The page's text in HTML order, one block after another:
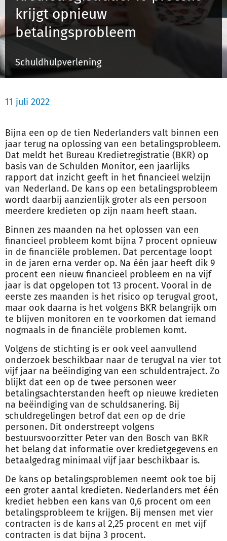
Inloggen
Registreren
krijgt opnieuw
betalingsprobleem
Schuldhulpverlening
11 juli 2022
Bijna een op de tien Nederlanders valt binnen een
jaar terug na oplossing van een betalingsprobleem.
Dat meldt het Bureau Kredietregistratie (BKR) op
basis van de Schulden Monitor, een jaarlijks
rapport dat inzicht geeft in het financieel welzijn
van Nederland. De kans op een betalingsprobleem
wordt daarbij aanzienlijk groter als een persoon
meerdere kredieten op zijn naam heeft staan.
Binnen zes maanden na het oplossen van een
financieel probleem komt bijna 7 procent opnieuw
in de financiële problemen. Dat percentage loopt
in de jaren erna verder op. Na één jaar heeft dik 9
procent een nieuw financieel probleem en na vijf
jaar is dat opgelopen tot 13 procent. Vooral in de
eerste zes maanden is het risico op terugval groot,
maar ook daarna is het volgens BKR belangrijk om
te blijven monitoren en te voorkomen dat iemand
nogmaals in de financiële problemen komt.
Volgens de stichting is er ook veel aanvullend
onderzoek beschikbaar naar de terugval na vier tot
vijf jaar na beëindiging van een schuldentraject. Zo
blijkt dat een op de twee personen weer
betalingsachterstanden heeft op nieuwe kredieten
na beëindiging van de schuldsanering. Bij
schuldregelingen betrof dat een op de drie
personen. Dit onderstreept volgens
bestuursvoorzitter Peter van den Bosch van BKR
het belang dat informatie over kredietgegevens en
betaalgedrag minimaal vijf jaar beschikbaar is.
De kans op betalingsproblemen neemt ook toe bij
een groter aantal kredieten. Nederlanders met één
krediet hebben een kans van 0,6 procent om een
betalingsprobleem te krijgen. Bij mensen met vier
contracten is de kans al 2,25 procent en met vijf
contracten is dat bijna 3 procent.